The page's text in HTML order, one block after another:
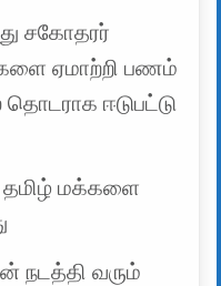
சகோதரர்
ஏமாற்றி பணம்
தொடராக ஈடுபட்டு
தமிழ் மக்களை
நடத்தி வரும்